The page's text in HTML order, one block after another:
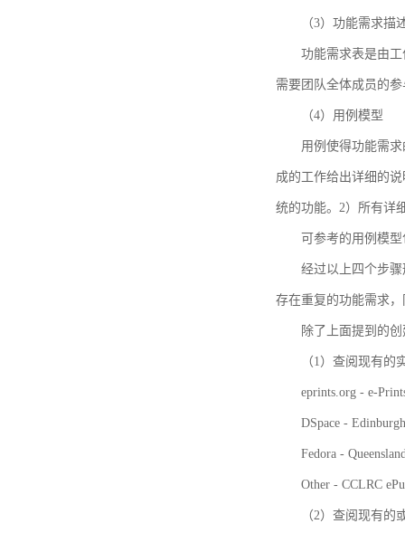
（3）功能需求描
功能需求表是由
需要团队全体成员的
（4）用例模型
用例使得功能需
成的工作给出详细的
统的功能。2）所有详
可参考的用例模
经过以上四个步
存在重复的功能需求
除了上面提到的
（1）查阅现有的
eprints.org - e-
DSpace -
Fedora -
Other - CCLRC
（2）查阅现有